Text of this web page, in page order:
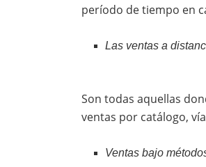
período de tiempo en
Las ventas a
Son todas aquellas
ventas por catálogo,
Ventas bajo